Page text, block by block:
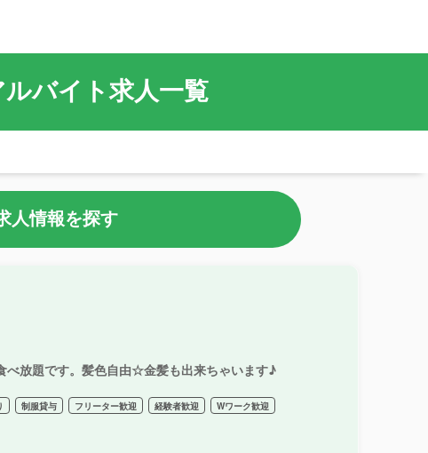
バイト求人一覧
人情報を探す
べ放題です。髪色自由☆金髪も出来ちゃいます♪
制服貸与 フリーター歓迎 経験者歓迎 Wワーク歓迎